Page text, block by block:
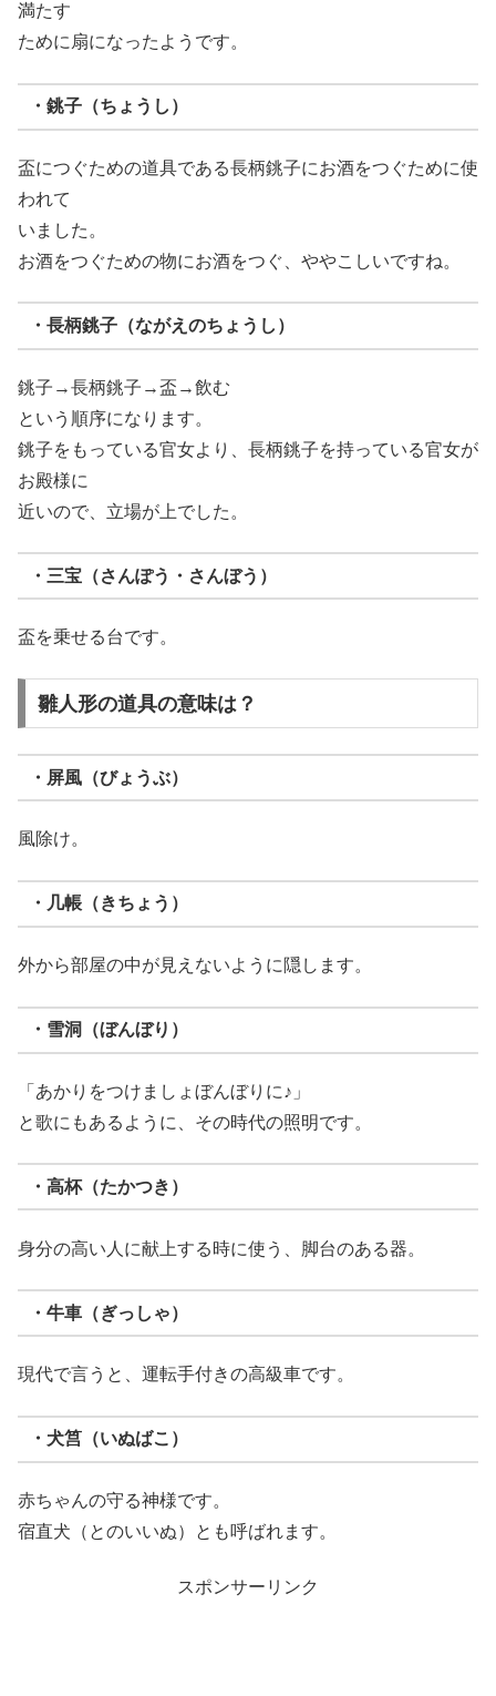
満たす
ために扇になったようです。
・銚子（ちょうし）
盃につぐための道具である長柄銚子にお酒をつぐために使
われて
いました。
お酒をつぐための物にお酒をつぐ、ややこしいですね。
・長柄銚子（ながえのちょうし）
銚子→長柄銚子→盃→飲む
という順序になります。
銚子をもっている官女より、長柄銚子を持っている官女が
お殿様に
近いので、立場が上でした。
・三宝（さんぽう・さんぼう）
盃を乗せる台です。
雛人形の道具の意味は？
・屏風（びょうぶ）
風除け。
・几帳（きちょう）
外から部屋の中が見えないように隠します。
・雪洞（ぼんぼり）
「あかりをつけましょぼんぼりに♪」
と歌にもあるように、その時代の照明です。
・高杯（たかつき）
身分の高い人に献上する時に使う、脚台のある器。
・牛車（ぎっしゃ）
現代で言うと、運転手付きの高級車です。
・犬筥（いぬばこ）
赤ちゃんの守る神様です。
宿直犬（とのいいぬ）とも呼ばれます。
スポンサーリンク